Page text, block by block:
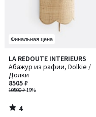
Финальная цена
LA REDOUTE INTERIEURS
Абажур из рафии, Dolkie /
Долки
10500 ₽-19%
8505 ₽
4
/
5
4
/